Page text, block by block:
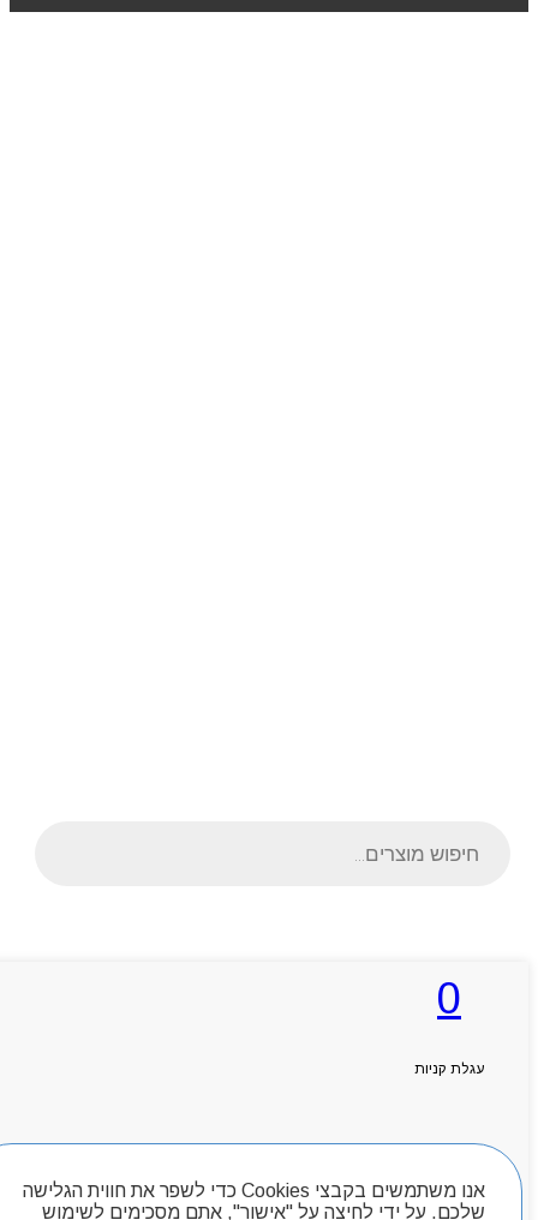
אנו משתמשים בקבצי Cookies כדי לשפר את חווית הגלישה
שלכם. על ידי לחיצה על "אישור", אתם מסכימים לשימוש
0
עגלת קניות
חיפוש מוצרים
search
ראשי
אודותניו
קטלוג מוצרים
יצירת קשר